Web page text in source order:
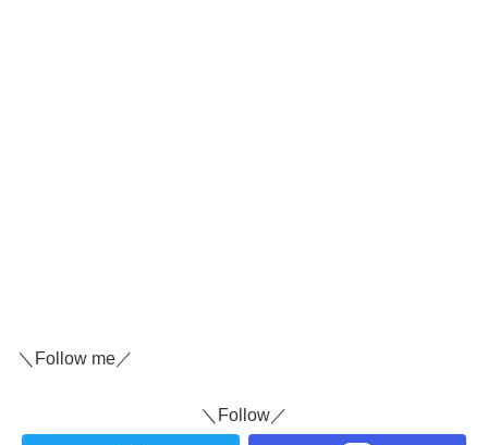
＼Follow me／
＼Follow／